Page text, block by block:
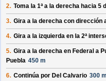
2. Toma la 1ª a la derecha hacia 5
3. Gira a la derecha con dirección
4. Gira a la izquierda en la 2ª
5. Gira a la derecha en Federal a
Puebla 450 m
6. Continúa por Del Calvario 300 m